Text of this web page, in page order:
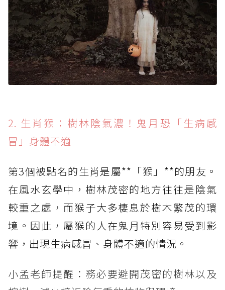
2. 生肖猴：樹林陰氣濃！鬼月恐「生病感
冒」身體不適
第3個被點名的生肖是屬**「猴」**的朋友。
在風水玄學中，樹林茂密的地方往往是陰氣
較重之處，而猴子大多棲息於樹木繁茂的環
境。因此，屬猴的人在鬼月特別容易受到影
響，出現生病感冒、身體不適的情況。
小孟老師提醒：務必要避開茂密的樹林以及